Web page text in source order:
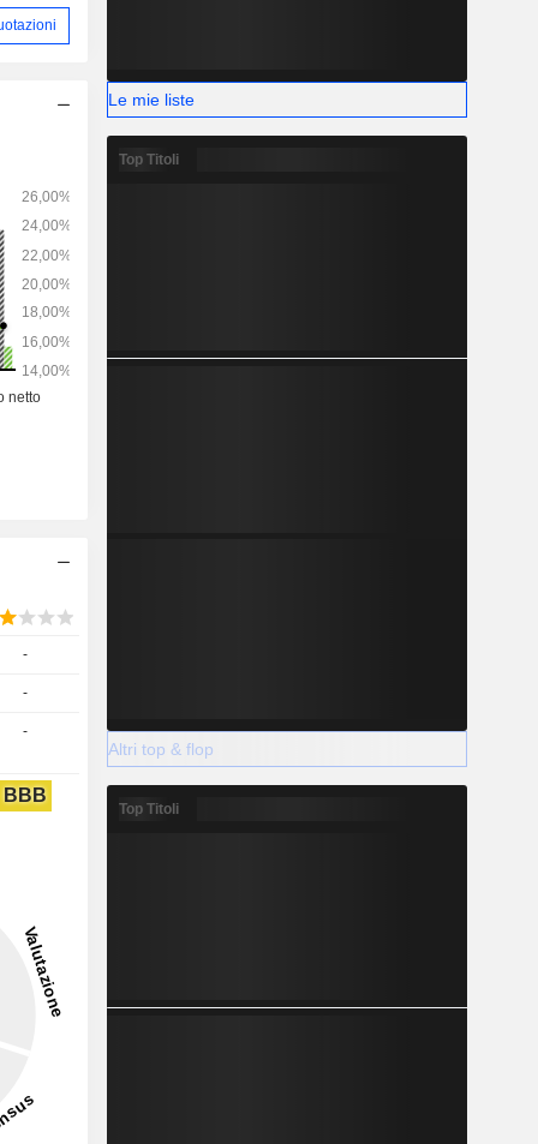
-
-
-
BBB
Le mie liste
Top Titoli
Altri top & flop
Top Titoli